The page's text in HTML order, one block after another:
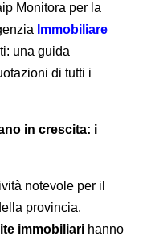
Monitora per la
Immobiliare
una guida
di tutti i
in crescita: i
notevole per il
provincia.
immobiliari hanno